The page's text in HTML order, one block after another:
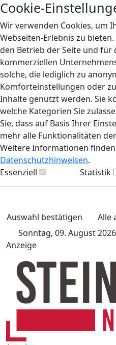
Cookie-
Wir verwenden Cookies, um
Webseiten-Erlebnis zu
den Betrieb der Seite und für
kommerziellen
solche, die lediglich zu
Komforteinstellungen oder
Inhalte genutzt werden. Sie
welche Kategorien Sie
Sie, dass auf Basis Ihrer
mehr alle Funktionalitäten
Weitere Informationen
Datenschutzhinweisen.
Essenziell
Statistik
Auswahl bestätigen
Alle
Sonntag, 09. August 2026
Anzeige